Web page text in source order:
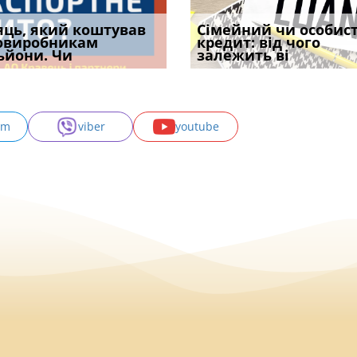
встановив для
шкоди
Документи, на яких не
проставляється
апостиль: пер
який коштував
Чи
Огляд практики ВС від
Ростислава Кравця, що
опублі
потрібна ФОП
у 2026 році:
засто
Сімейний чи
кредит: від чого
залежить ві
Восьмий ААС
підтвердив, що
може скас
viber youtube